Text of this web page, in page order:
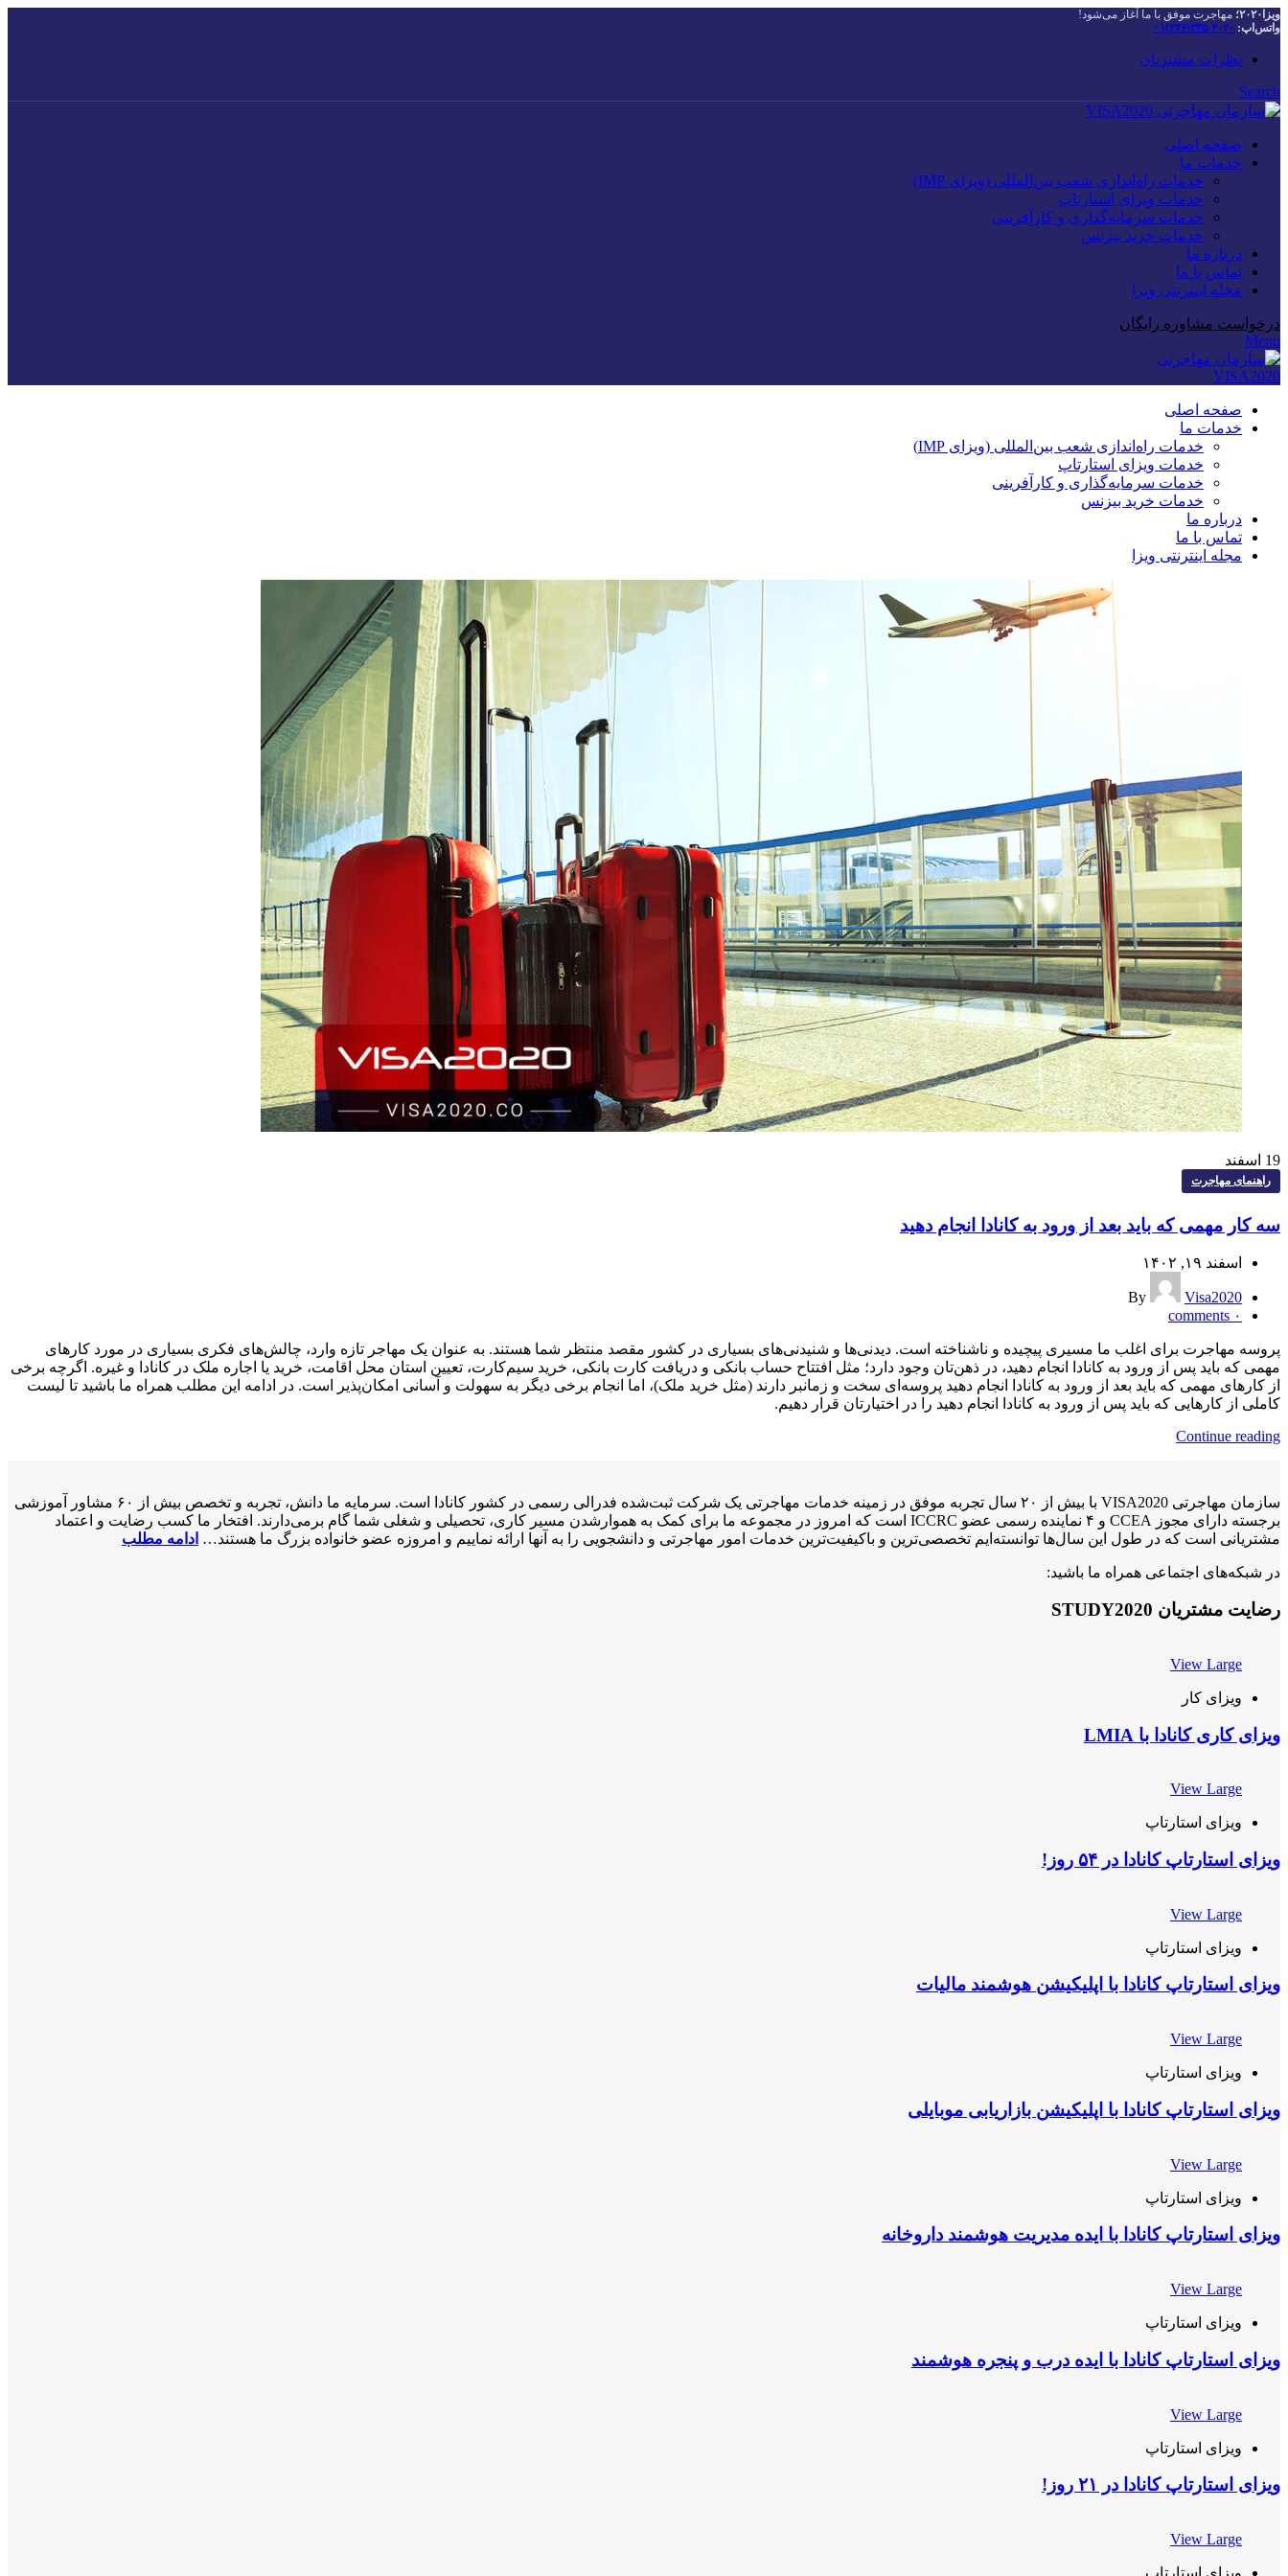
ویزا۲۰۲۰؛
مهاجرت موفق با ما آغاز می‌شود!
واتس‌اپ: ۲۰۲۰-۳۳۵(۲۳۶)۱+
نظرات مشتریان
Search
صفحه اصلی
خدمات ما
خدمات راه‌اندازی شعب بین‌المللی (ویزای IMP)
خدمات ویزای استارتاپ
خدمات سرمایه‌گذاری و کارآفرینی
خدمات خرید بیزنس
درباره ما
تماس با ما
مجله اینترنتی ویزا
درخواست مشاوره رایگان
Menu
صفحه اصلی
خدمات ما
خدمات راه‌اندازی شعب بین‌المللی (ویزای IMP)
خدمات ویزای استارتاپ
خدمات سرمایه‌گذاری و کارآفرینی
خدمات خرید بیزنس
درباره ما
تماس با ما
مجله اینترنتی ویزا
19 اسفند
راهنمای مهاجرت
سه کار مهمی که باید بعد از ورود به کانادا انجام دهید
اسفند ۱۹, ۱۴۰۲
By
Visa2020
۰ comments
پروسه مهاجرت برای اغلب ما مسیری پیچیده و ناشناخته است. دیدنی‌ها و شنیدنی‌های بسیاری در کشور مقصد منتظر شما هستند. به عنوان یک مهاجر تازه وارد، چالش‌های فکری بسیاری در مورد کارهای
مهمی که باید پس از ورود به کانادا انجام دهید، در ذهن‌تان وجود دارد؛ مثل افتتاح حساب بانکی و دریافت کارت بانکی، خرید سیم‌کارت، تعیین استان محل اقامت، خرید یا اجاره ملک در کانادا و غیره. اگرچه برخی
از کارهای مهمی که باید بعد از ورود به کانادا انجام دهید پروسه‌ای سخت و زمانبر دارند (مثل خرید ملک)، اما انجام برخی دیگر به سهولت و آسانی امکان‌پذیر است. در ادامه این مطلب همراه ما باشید تا لیست
کاملی از کارهایی که باید پس از ورود به کانادا انجام دهید را در اختیارتان قرار دهیم.
Continue reading
سازمان مهاجرتی VISA2020 با بیش از ۲۰ سال تجربه موفق در زمینه خدمات مهاجرتی یک شرکت ثبت‌شده فدرالی رسمی در کشور کانادا است. سرمایه ما دانش، تجربه و تخصص بیش از ۶۰ مشاور آموزشی
برجسته دارای مجوز CCEA و ۴ نماینده رسمی عضو ICCRC است که امروز در مجموعه ما برای کمک به هموارشدن مسیر کاری، تحصیلی و شغلی شما گام برمی‌دارند. افتخار ما کسب رضایت و اعتماد
مشتریانی است که در طول این سال‌ها توانسته‌ایم تخصصی‌ترین و باکیفیت‌ترین خدمات امور مهاجرتی و دانشجویی را به آنها ارائه نماییم و امروزه عضو خانواده بزرگ ما هستند… ادامه مطلب
در شبکه‌های اجتماعی همراه ما باشید:
رضایت مشتریان STUDY2020
View Large
ویزای کار
ویزای کاری کانادا با LMIA
View Large
ویزای استارتاپ
ویزای استارتاپ کانادا در ۵۴ روز!
View Large
ویزای استارتاپ
ویزای استارتاپ کانادا با اپلیکیشن هوشمند مالیات
View Large
ویزای استارتاپ
ویزای استارتاپ کانادا با اپلیکیشن بازاریابی موبایلی
View Large
ویزای استارتاپ
ویزای استارتاپ کانادا با ایده مدیریت هوشمند داروخانه
View Large
ویزای استارتاپ
ویزای استارتاپ کانادا با ایده درب و پنجره هوشمند
View Large
ویزای استارتاپ
ویزای استارتاپ کانادا در ۲۱ روز!
View Large
ویزای استارتاپ